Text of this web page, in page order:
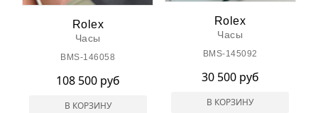
Rolex
Часы
BMS-146058
108 500 руб
В КОРЗИНУ
Rolex
Часы
BMS-145092
30 500 руб
В КОРЗИНУ